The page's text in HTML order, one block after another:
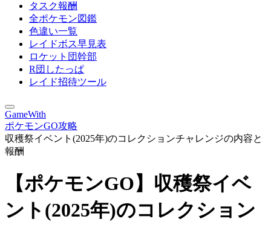
タスク報酬
全ポケモン図鑑
色違い一覧
レイドボス早見表
ロケット団幹部
R団したっぱ
レイド招待ツール
GameWith
ポケモンGO攻略
収穫祭イベント(2025年)のコレクションチャレンジの内容と
報酬
【ポケモンGO】収穫祭イベ
ント(2025年)のコレクション